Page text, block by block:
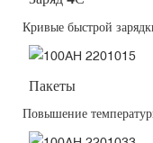
Кривые быстрой
Пакеты
Повышение